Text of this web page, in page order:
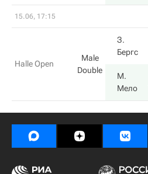
15.06, 17:15
Halle Open
Male
Double
З.
Бергс
М.
Мело